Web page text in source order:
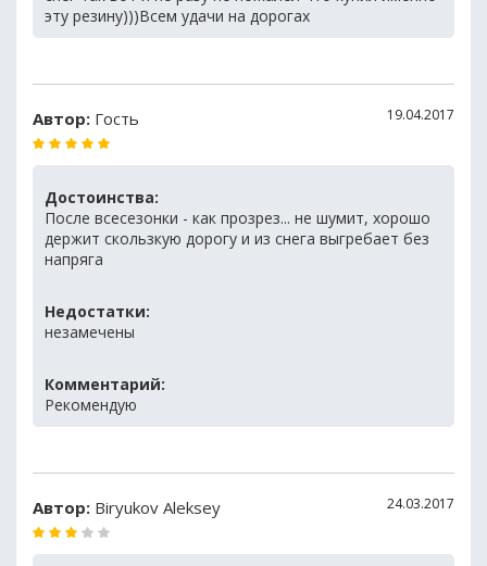
эту резину)))Всем удачи на дорогах
Автор: Гость 19.04.2017
Достоинства:
После всесезонки - как прозрез... не шумит, хорошо
держит скользкую дорогу и из снега выгребает без
напряга
Недостатки:
незамечены
Комментарий:
Рекомендую
Автор: Biryukov Aleksey 24.03.2017